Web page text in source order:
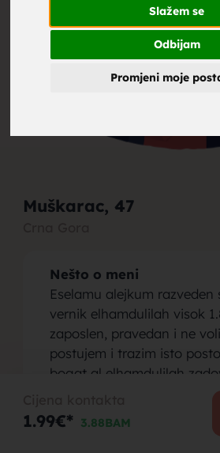
Slažem se
Odbijam
Promjeni moje
Muškarac, 47
Nešto o meni
Eselamu alejkum razveden
vernik elhamdulilah visok
zaposlen, pravedan i ne
postujem i trazim isto
bogat al elhamdulilah
Osoba koju tražim
Trazim zenu vernicu za brak
1.99€* 3.88BAM
zene
brak,
za